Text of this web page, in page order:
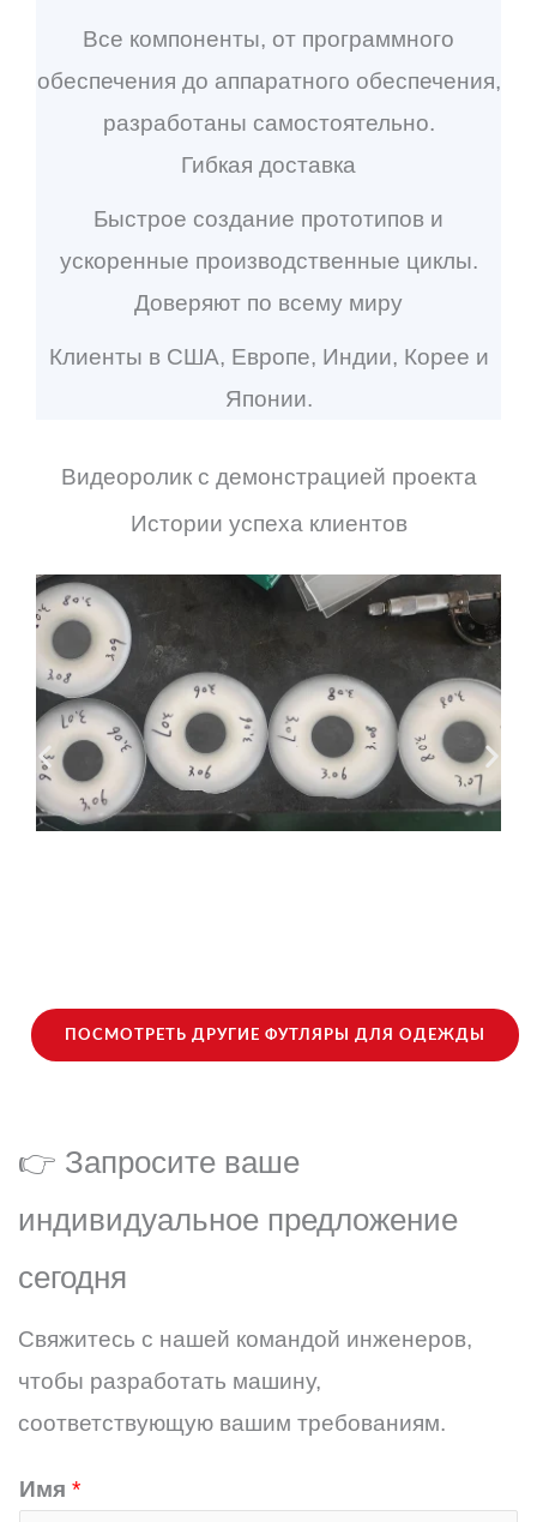
Все компоненты, от программного
обеспечения до аппаратного обеспечения,
разработаны самостоятельно.
Гибкая доставка
Быстрое создание прототипов и
ускоренные производственные циклы.
Доверяют по всему миру
Клиенты в США, Европе, Индии, Корее и
Японии.
Видеоролик с демонстрацией проекта
Истории успеха клиентов
ПОСМОТРЕТЬ ДРУГИЕ ФУТЛЯРЫ ДЛЯ ОДЕЖДЫ
👉 Запросите ваше
индивидуальное предложение
сегодня
Свяжитесь с нашей командой инженеров,
чтобы разработать машину,
соответствующую вашим требованиям.
Имя *